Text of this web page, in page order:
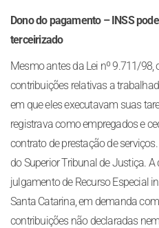
Dono do pagamento – INSS
terceirizado
Mesmo antes da Lei nº 9.711/98,
contribuições relativas a
em que eles executavam suas
registrava como empregados e
contrato de prestação de
do Superior Tribunal de Justiça.
julgamento de Recurso Especial
Santa Catarina, em demanda
contribuições não declaradas